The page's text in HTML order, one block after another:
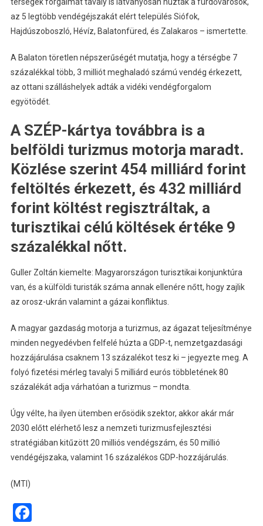
az 5 legtöbb vendégéjszakát elért település Siófok,
Hajdúszoboszló, Hévíz, Balatonfüred, és Zalakaros – ismertette.
A Balaton töretlen népszerűségét mutatja, hogy a térségbe 7
százalékkal több, 3 milliót meghaladó számú vendég érkezett,
az ottani szálláshelyek adták a vidéki vendégforgalom
egyötödét.
A SZÉP-kártya továbbra is a
belföldi turizmus motorja maradt.
Közlése szerint 454 milliárd forint
feltöltés érkezett, és 432 milliárd
forint költést regisztráltak, a
turisztikai célú költések értéke 9
százalékkal nőtt.
Guller Zoltán kiemelte: Magyarországon turisztikai konjunktúra
van, és a külföldi turisták száma annak ellenére nőtt, hogy zajlik
az orosz-ukrán valamint a gázai konfliktus.
A magyar gazdaság motorja a turizmus, az ágazat teljesítménye
minden negyedévben felfelé húzta a GDP-t, nemzetgazdasági
hozzájárulása csaknem 13 százalékot tesz ki – jegyezte meg. A
folyó fizetési mérleg tavalyi 5 milliárd eurós többletének 80
százalékát adja várhatóan a turizmus – mondta.
Úgy vélte, ha ilyen ütemben erősödik szektor, akkor akár már
2030 előtt elérhető lesz a nemzeti turizmusfejlesztési
stratégiában kitűzött 20 milliós vendégszám, és 50 millió
vendégéjszaka, valamint 16 százalékos GDP-hozzájárulás.
(MTI)
Facebook